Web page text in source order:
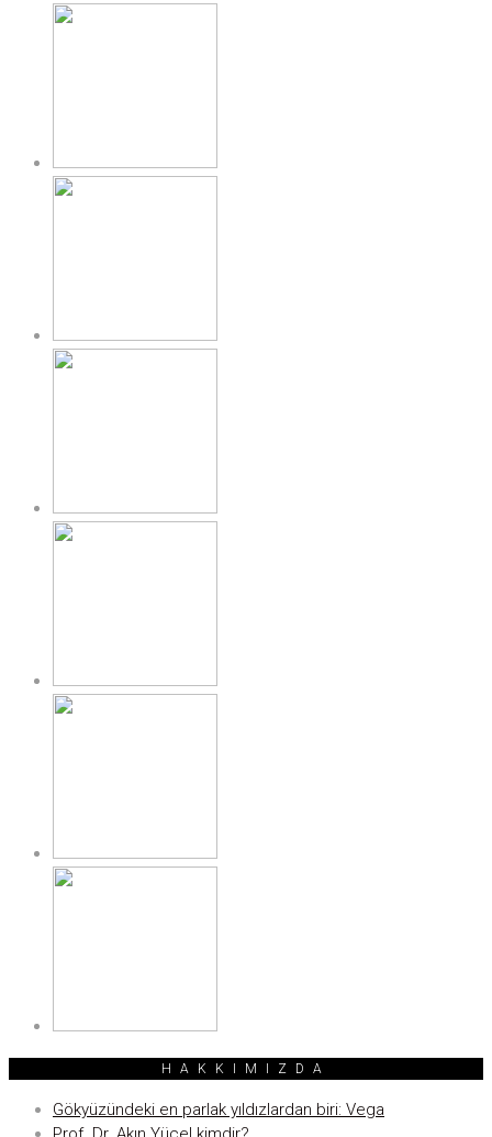
HAKKIMIZDA
Gökyüzündeki en parlak yıldızlardan biri: Vega